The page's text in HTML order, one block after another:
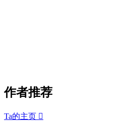
作者推荐
Ta的主页 